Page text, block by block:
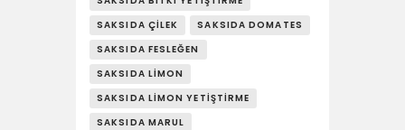
SAKSIDA ÇILEK
SAKSIDA DOMATES
SAKSIDA FESLEĞEN
SAKSIDA LIMON
SAKSIDA LIMON YETIŞTIRME
SAKSIDA MARUL